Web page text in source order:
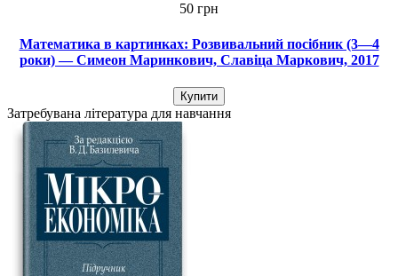
50 грн
Математика в картинках: Розвивальний посібник (3—4
роки) — Симеон Маринкович, Славіца Маркович, 2017
Купити
Затребувана література для навчання